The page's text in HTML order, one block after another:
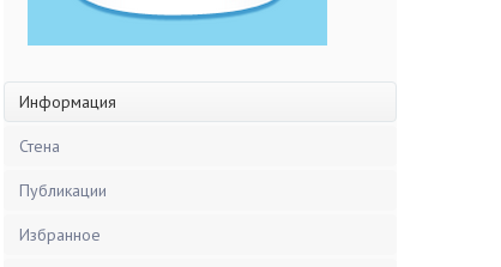
Информация
Стена
Публикации
Избранное